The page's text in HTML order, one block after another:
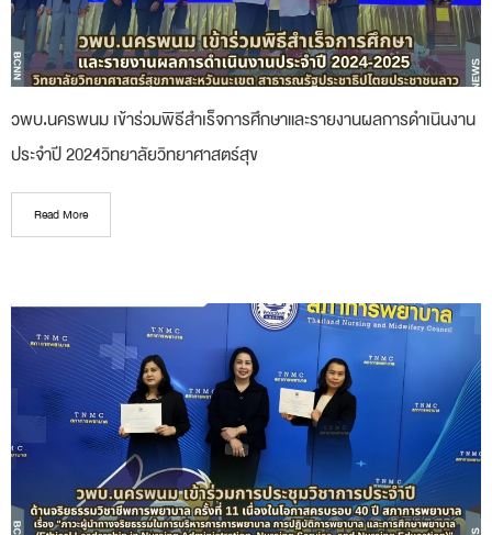
วพบ.นครพนม เข้าร่วมพิธีสำเร็จการศึกษาและรายงานผลการดำเนินงาน
ประจำปี 2024วิทยาลัยวิทยาศาสตร์สุข
Read More